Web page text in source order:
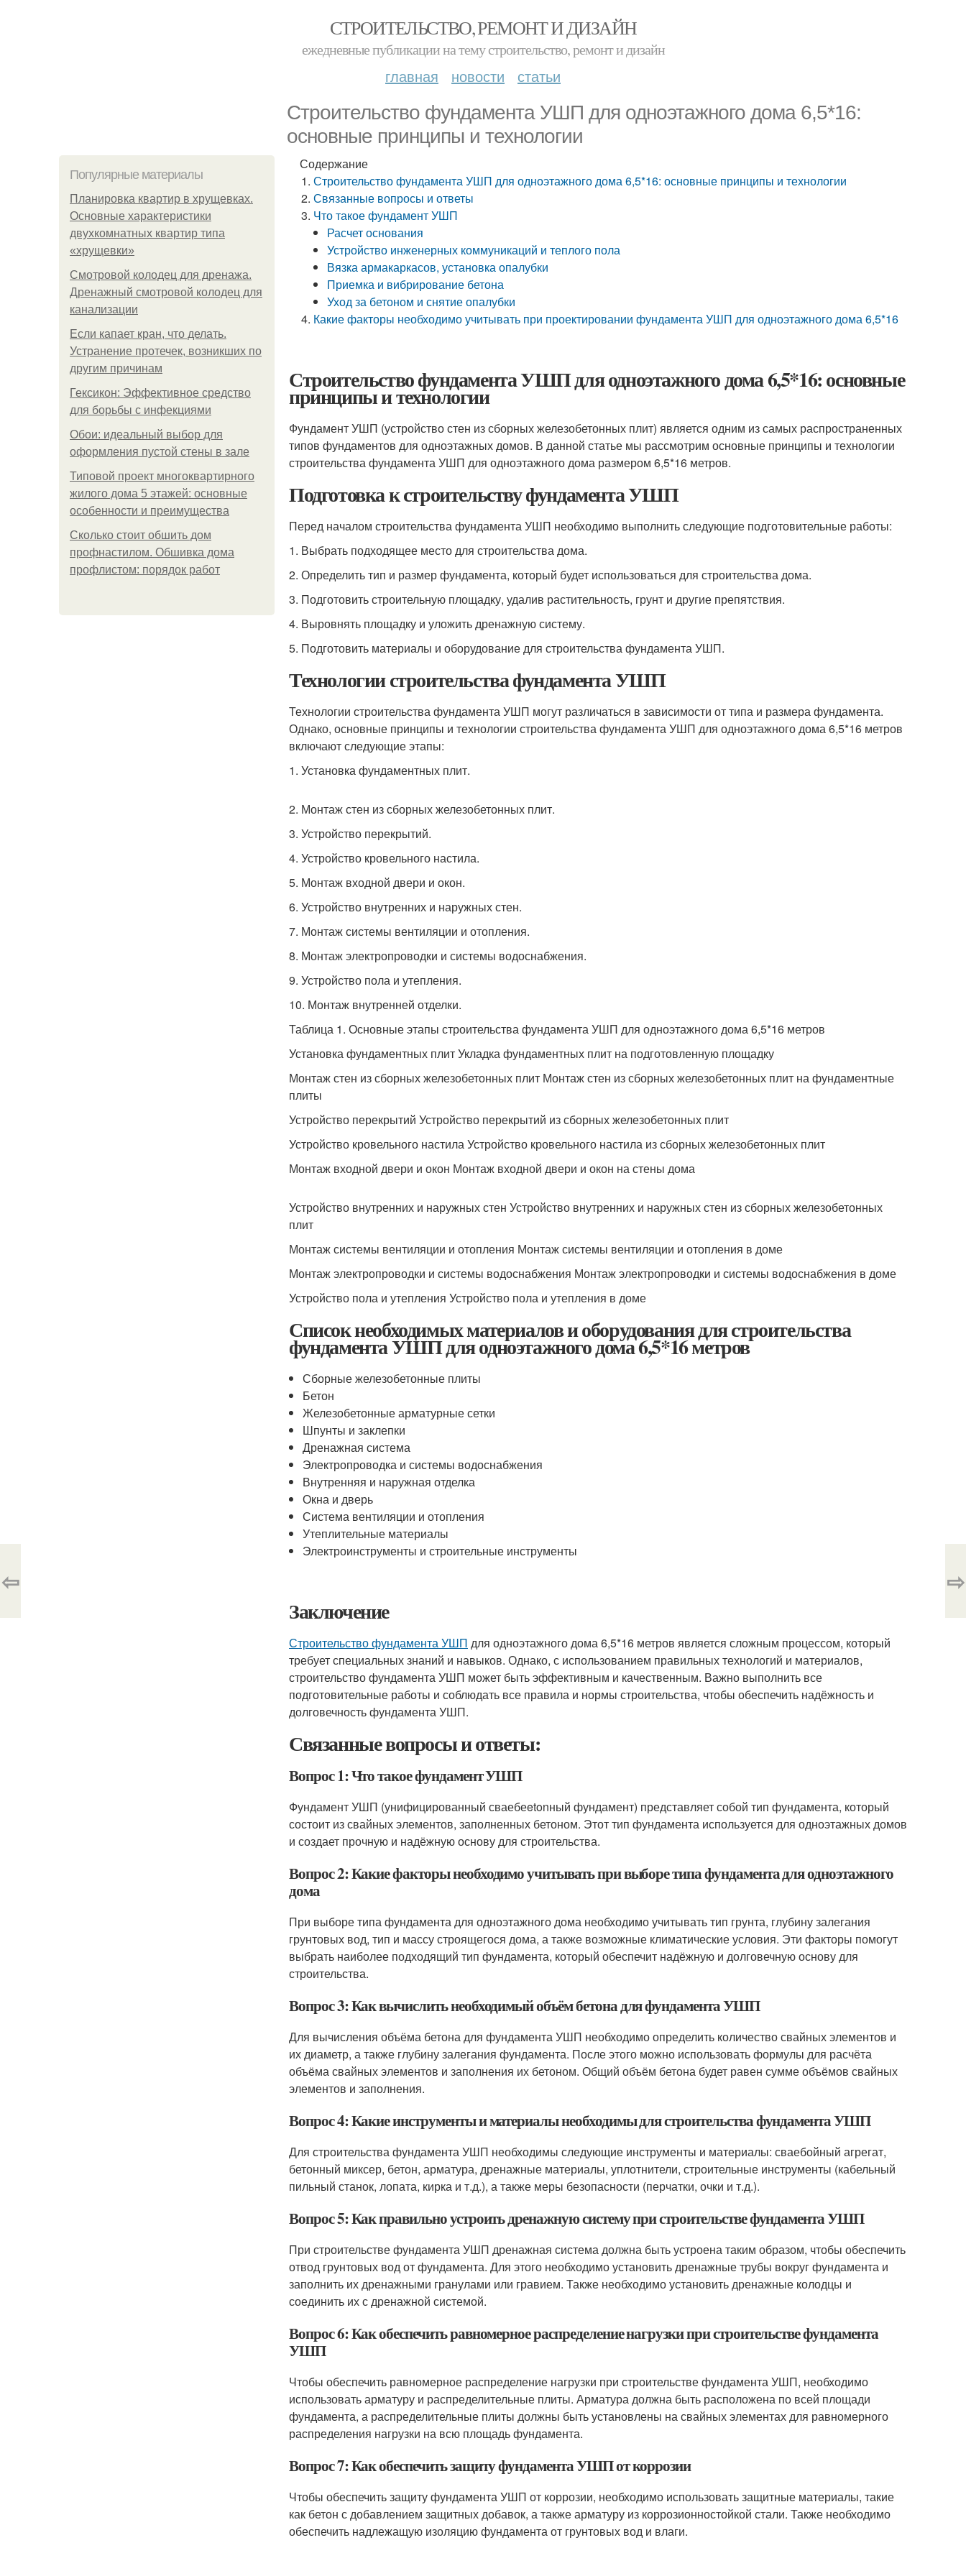
СТРОИТЕЛЬСТВО, РЕМОНТ И ДИЗАЙН
ежедневные публикации на тему строительство, ремонт и дизайн
главная новости статьи
Строительство фундамента УШП для одноэтажного дома 6,5*16:
основные принципы и технологии
Популярные материалы
Планировка квартир в хрущевках.
Основные характеристики
двухкомнатных квартир типа
«хрущевки»
Смотровой колодец для дренажа.
Дренажный смотровой колодец для
канализации
Если капает кран, что делать.
Устранение протечек, возникших по
другим причинам
Гексикон: Эффективное средство
для борьбы с инфекциями
Обои: идеальный выбор для
оформления пустой стены в зале
Типовой проект многоквартирного
жилого дома 5 этажей: основные
особенности и преимущества
Сколько стоит обшить дом
профнастилом. Обшивка дома
профлистом: порядок работ
Содержание
Строительство фундамента УШП для одноэтажного дома 6,5*16: основные принципы и технологии
Связанные вопросы и ответы
Что такое фундамент УШП
Расчет основания
Устройство инженерных коммуникаций и теплого пола
Вязка армакаркасов, установка опалубки
Приемка и вибрирование бетона
Уход за бетоном и снятие опалубки
Какие факторы необходимо учитывать при проектировании фундамента УШП для одноэтажного дома 6,5*16
Строительство фундамента УШП для одноэтажного дома 6,5*16: основные
принципы и технологии
Фундамент УШП (устройство стен из сборных железобетонных плит) является одним из самых распространенных
типов фундаментов для одноэтажных домов. В данной статье мы рассмотрим основные принципы и технологии
строительства фундамента УШП для одноэтажного дома размером 6,5*16 метров.
Подготовка к строительству фундамента УШП
Перед началом строительства фундамента УШП необходимо выполнить следующие подготовительные работы:
1. Выбрать подходящее место для строительства дома.
2. Определить тип и размер фундамента, который будет использоваться для строительства дома.
3. Подготовить строительную площадку, удалив растительность, грунт и другие препятствия.
4. Выровнять площадку и уложить дренажную систему.
5. Подготовить материалы и оборудование для строительства фундамента УШП.
Технологии строительства фундамента УШП
Технологии строительства фундамента УШП могут различаться в зависимости от типа и размера фундамента.
Однако, основные принципы и технологии строительства фундамента УШП для одноэтажного дома 6,5*16 метров
включают следующие этапы:
1. Установка фундаментных плит.
2. Монтаж стен из сборных железобетонных плит.
3. Устройство перекрытий.
4. Устройство кровельного настила.
5. Монтаж входной двери и окон.
6. Устройство внутренних и наружных стен.
7. Монтаж системы вентиляции и отопления.
8. Монтаж электропроводки и системы водоснабжения.
9. Устройство пола и утепления.
10. Монтаж внутренней отделки.
Таблица 1. Основные этапы строительства фундамента УШП для одноэтажного дома 6,5*16 метров
Установка фундаментных плит Укладка фундаментных плит на подготовленную площадку
Монтаж стен из сборных железобетонных плит Монтаж стен из сборных железобетонных плит на фундаментные
плиты
Устройство перекрытий Устройство перекрытий из сборных железобетонных плит
Устройство кровельного настила Устройство кровельного настила из сборных железобетонных плит
Монтаж входной двери и окон Монтаж входной двери и окон на стены дома
Устройство внутренних и наружных стен Устройство внутренних и наружных стен из сборных железобетонных
плит
Монтаж системы вентиляции и отопления Монтаж системы вентиляции и отопления в доме
Монтаж электропроводки и системы водоснабжения Монтаж электропроводки и системы водоснабжения в доме
Устройство пола и утепления Устройство пола и утепления в доме
Список необходимых материалов и оборудования для строительства
фундамента УШП для одноэтажного дома 6,5*16 метров
Сборные железобетонные плиты
Бетон
Железобетонные арматурные сетки
Шпунты и заклепки
Дренажная система
Электропроводка и системы водоснабжения
Внутренняя и наружная отделка
Окна и дверь
Система вентиляции и отопления
Утеплительные материалы
Электроинструменты и строительные инструменты
Заключение
Строительство фундамента УШП для одноэтажного дома 6,5*16 метров является сложным процессом, который
требует специальных знаний и навыков. Однако, с использованием правильных технологий и материалов,
строительство фундамента УШП может быть эффективным и качественным. Важно выполнить все
подготовительные работы и соблюдать все правила и нормы строительства, чтобы обеспечить надёжность и
долговечность фундамента УШП.
Связанные вопросы и ответы:
Вопрос 1: Что такое фундамент УШП
Фундамент УШП (унифицированный сваебеetonный фундамент) представляет собой тип фундамента, который
состоит из свайных элементов, заполненных бетоном. Этот тип фундамента используется для одноэтажных домов
и создает прочную и надёжную основу для строительства.
Вопрос 2: Какие факторы необходимо учитывать при выборе типа фундамента для одноэтажного
дома
При выборе типа фундамента для одноэтажного дома необходимо учитывать тип грунта, глубину залегания
грунтовых вод, тип и массу строящегося дома, а также возможные климатические условия. Эти факторы помогут
выбрать наиболее подходящий тип фундамента, который обеспечит надёжную и долговечную основу для
строительства.
Вопрос 3: Как вычислить необходимый объём бетона для фундамента УШП
Для вычисления объёма бетона для фундамента УШП необходимо определить количество свайных элементов и
их диаметр, а также глубину залегания фундамента. После этого можно использовать формулы для расчёта
объёма свайных элементов и заполнения их бетоном. Общий объём бетона будет равен сумме объёмов свайных
элементов и заполнения.
Вопрос 4: Какие инструменты и материалы необходимы для строительства фундамента УШП
Для строительства фундамента УШП необходимы следующие инструменты и материалы: сваебойный агрегат,
бетонный миксер, бетон, арматура, дренажные материалы, уплотнители, строительные инструменты (кабельный
пильный станок, лопата, кирка и т.д.), а также меры безопасности (перчатки, очки и т.д.).
Вопрос 5: Как правильно устроить дренажную систему при строительстве фундамента УШП
При строительстве фундамента УШП дренажная система должна быть устроена таким образом, чтобы обеспечить
отвод грунтовых вод от фундамента. Для этого необходимо установить дренажные трубы вокруг фундамента и
заполнить их дренажными гранулами или гравием. Также необходимо установить дренажные колодцы и
соединить их с дренажной системой.
Вопрос 6: Как обеспечить равномерное распределение нагрузки при строительстве фундамента
УШП
Чтобы обеспечить равномерное распределение нагрузки при строительстве фундамента УШП, необходимо
использовать арматуру и распределительные плиты. Арматура должна быть расположена по всей площади
фундамента, а распределительные плиты должны быть установлены на свайных элементах для равномерного
распределения нагрузки на всю площадь фундамента.
Вопрос 7: Как обеспечить защиту фундамента УШП от коррозии
Чтобы обеспечить защиту фундамента УШП от коррозии, необходимо использовать защитные материалы, такие
как бетон с добавлением защитных добавок, а также арматуру из коррозионностойкой стали. Также необходимо
обеспечить надлежащую изоляцию фундамента от грунтовых вод и влаги.
⇦ ⇨